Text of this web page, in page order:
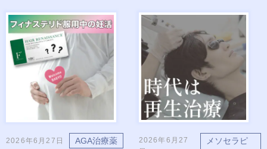
2026年6月27日 AGA治療薬
2026年6月27
メソセラピ